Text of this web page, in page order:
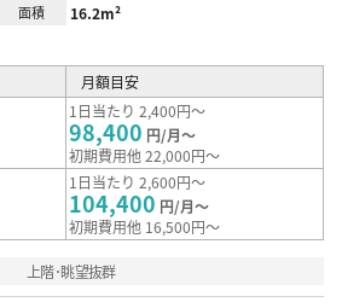
面積 16.2m²
月額目安
1日当たり 2,400円～
98,400 円/月～
初期費用他 22,000円～
1日当たり 2,600円～
104,400 円/月～
初期費用他 16,500円～
上階･眺望抜群